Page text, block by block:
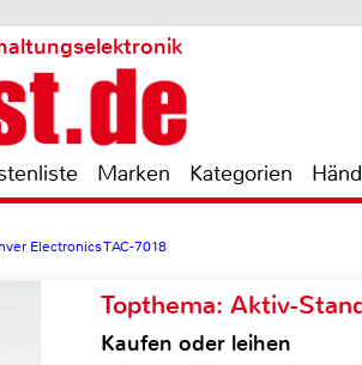
Marken Kategorien
Electronics TAC-7018
Topthema: Aktiv-
Kaufen oder leihen